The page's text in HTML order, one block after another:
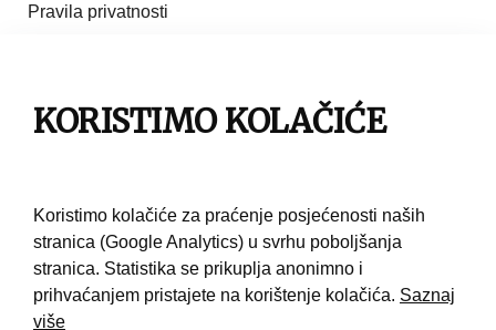
Pravila privatnosti
Pravila korištenja
KORISTIMO KOLAČIĆE
Koristimo kolačiće za praćenje posjećenosti naših
stranica (Google Analytics) u svrhu poboljšanja
stranica. Statistika se prikuplja anonimno i
prihvaćanjem pristajete na korištenje kolačića. Saznaj
više